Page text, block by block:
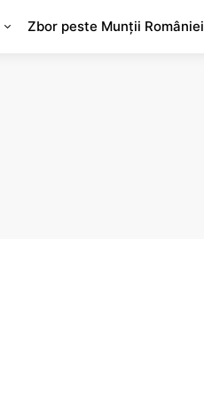
Zbor peste Munții României